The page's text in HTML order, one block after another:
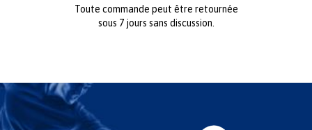
Toute commande peut être retournée
sous 7 jours sans discussion.